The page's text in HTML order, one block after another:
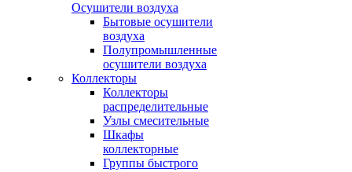
Осушители воздуха
Бытовые осушители
воздуха
Полупромышленные
осушители воздуха
Коллекторы
Коллекторы
распределительные
Узлы смесительные
Шкафы
коллекторные
Группы быстрого